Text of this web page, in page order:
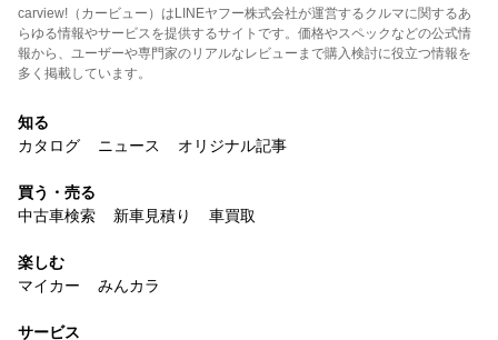
carview!（カービュー）はLINEヤフー株式会社が運営するクルマに関するあ
らゆる情報やサービスを提供するサイトです。価格やスペックなどの公式情
報から、ユーザーや専門家のリアルなレビューまで購入検討に役立つ情報を
多く掲載しています。
知る
カタログ
ニュース オリジナル記事
買う・売る
中古車検索
新車見積り 車買取
楽しむ
マイカー
みんカラ
サービス